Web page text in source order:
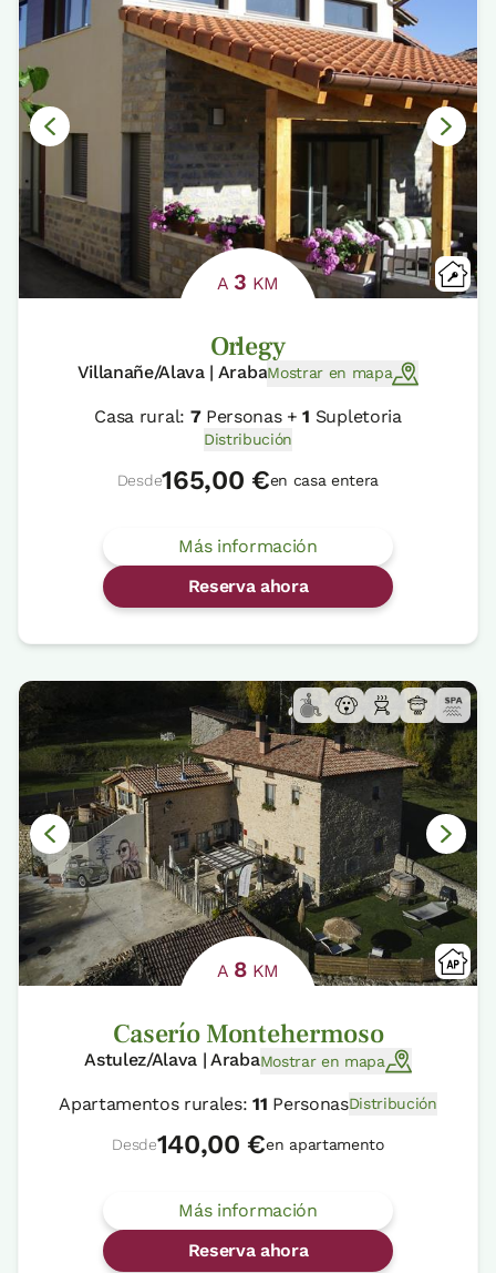
A 3 KM
Orlegy
Villanañe/Alava | ArabaMostrar en mapa
Casa rural: 7Personas +1 Supletoria
Distribución
Desde165,00 €en casa entera
Más información
Reserva ahora
A 8 KM
Caserío Montehermoso
Astulez/Alava | ArabaMostrar en mapa
Apartamentos rurales:11 PersonasDistribución
Desde140,00 €en apartamento
Más información
Reserva ahora